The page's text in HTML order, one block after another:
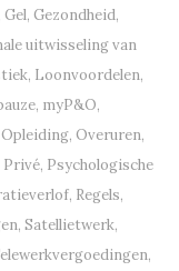
Gel, Gezondheid,
uitwisseling van
, Loonvoordelen,
, myP&O,
Opleiding, Overuren,
Privé, Psychologische
, Regels,
, Satellietwerk,
,